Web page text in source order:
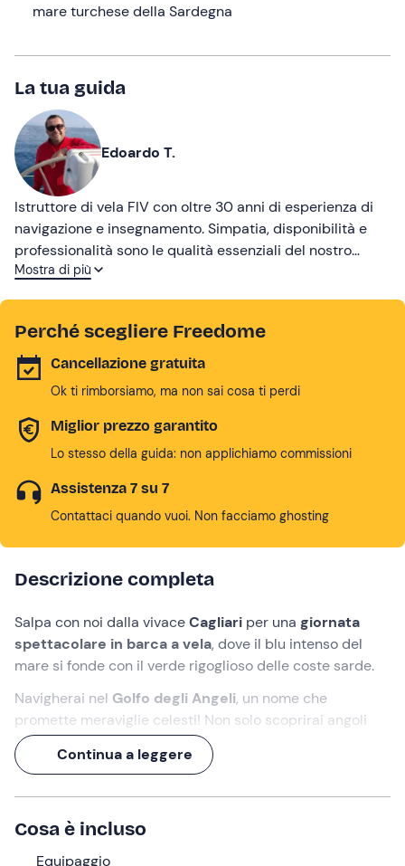
mare turchese della Sardegna
La tua guida
Edoardo T.
Istruttore di vela FIV con oltre 30 anni di esperienza di
navigazione e insegnamento. Simpatia, disponibilità e
professionalità sono le qualità essenziali del nostro
modo di lavorare.
Mostra di più
Perché scegliere Freedome
Cancellazione gratuita
Ok ti rimborsiamo, ma non sai cosa ti perdi
Miglior prezzo garantito
Lo stesso della guida: non applichiamo commissioni
Assistenza 7 su 7
Contattaci quando vuoi. Non facciamo ghosting
Descrizione completa
Salpa con noi dalla vivaceCagliari per una giornata
spettacolare in barca a vela, dove il blu intenso del
mare si fonde con il verde rigoglioso delle coste sarde.
Navigherai nel Golfo degli Angeli, un nome che
promette meraviglie celesti! Non solo scoprirai angoli
nascosti e spiagge deserte dove l'unico rumore è il
fruscio del vento nelle vele, ma ti regaleremo anche una
locale.
Preparati a issare le vele!
Continua a leggere
Cosa è incluso
Equipaggio